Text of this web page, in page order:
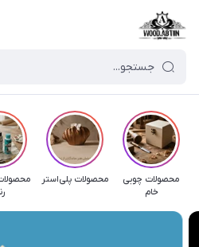
محصولات چوبی
خام
محصولات پلی‌استر